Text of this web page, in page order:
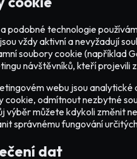
podobné technologie
vždy aktivní a nevyžadují
soubory cookie (například
návštěvníků, kteří projevili
webu jsou
cookie, odmítnout nezbytné
výběr můžete kdykoli změnit
správnému fungování
dat